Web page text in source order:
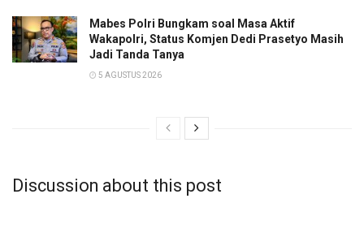
Mabes Polri Bungkam soal Masa Aktif
Wakapolri, Status Komjen Dedi Prasetyo Masih
Jadi Tanda Tanya
5 AGUSTUS 2026
Discussion about this post